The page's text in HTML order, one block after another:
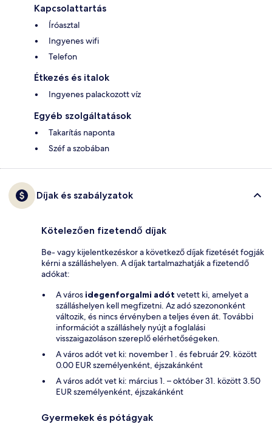
Kapcsolattartás
Íróasztal
Ingyenes wifi
Telefon
Étkezés és italok
Ingyenes palackozott víz
Egyéb szolgáltatások
Takarítás naponta
Széf a szobában
Díjak és szabályzatok
Kötelezően fizetendő díjak
Be- vagy kijelentkezéskor a következő díjak fizetését fogják
kérni a szálláshelyen. A díjak tartalmazhatják a fizetendő
adókat:
A városidegenforgalmi adót vetett ki, amelyet a
szálláshelyen kell megfizetni. Az adó szezononként
változik, és nincs érvényben a teljes éven át. További
információt a szálláshely nyújt a foglalási
visszaigazoláson szereplő elérhetőségeken.
A város adót vet ki: november 1 . és február 29. között
0.00 EUR személyenként, éjszakánként
A város adót vet ki: március 1. – október 31. között 3.50
EUR személyenként, éjszakánként
Gyermekek és pótágyak